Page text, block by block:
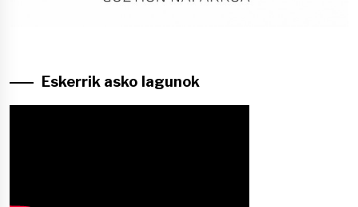
Eskerrik asko lagunok